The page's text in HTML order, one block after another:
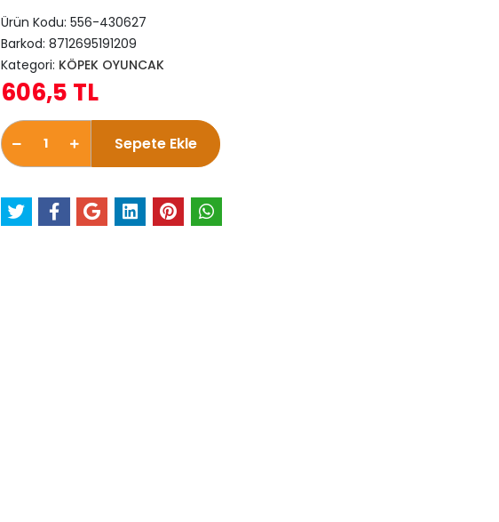
Ürün Kodu: 556-430627
Barkod: 8712695191209
Kategori: KÖPEK OYUNCAK
606,5 TL
Sepete Ekle